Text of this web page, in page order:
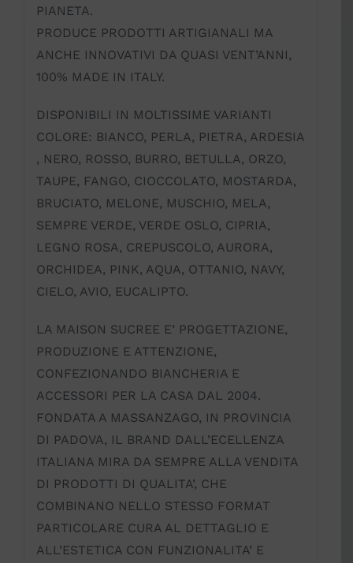
PIANETA.
PRODUCE PRODOTTI ARTIGIANALI MA
ANCHE INNOVATIVI DA QUASI VENT’ANNI,
100% MADE IN ITALY.
DISPONIBILI IN MOLTISSIME VARIANTI
COLORE: BIANCO, PERLA, PIETRA, ARDESIA
, NERO, ROSSO, BURRO, BETULLA, ORZO,
TAUPE, FANGO, CIOCCOLATO, MOSTARDA,
BRUCIATO, MELONE, MUSCHIO, MELA,
SEMPRE VERDE, VERDE OSLO, CIPRIA,
LEGNO ROSA, CREPUSCOLO, AURORA,
ORCHIDEA, PINK, AQUA, OTTANIO, NAVY,
CIELO, AVIO, EUCALIPTO.
LA MAISON SUCREE E’ PROGETTAZIONE,
PRODUZIONE E ATTENZIONE,
CONFEZIONANDO BIANCHERIA E
ACCESSORI PER LA CASA DAL 2004.
FONDATA A MASSANZAGO, IN PROVINCIA
DI PADOVA, IL BRAND DALL’ECELLENZA
ITALIANA MIRA DA SEMPRE ALLA VENDITA
DI PRODOTTI DI QUALITA’, CHE
COMBINANO NELLO STESSO FORMAT
PARTICOLARE CURA AL DETTAGLIO E
ALL’ESTETICA CON FUNZIONALITA’ E